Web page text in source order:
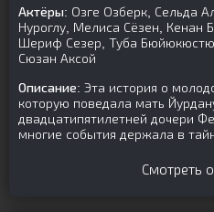
Актёры: Озге Озберк, Сельда
Нуроглу, Мелиса Сёзен, Кенан
Шериф Сезер, Туба
Сюзан Аксой
Описание: Эта история о
которую поведала мать
двадцатипятилетней дочери
многие события держала в
Смотреть